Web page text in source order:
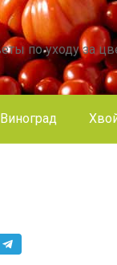
по уходу за
Виноград